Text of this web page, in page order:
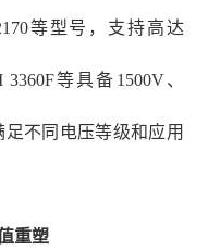
等型号，支持高达
等具备1500V、
不同电压等级和应用
重塑